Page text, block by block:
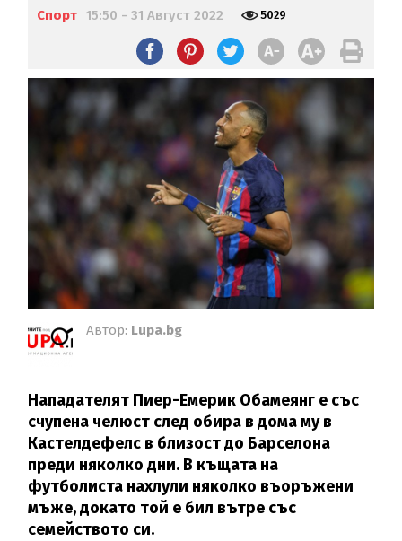
Спорт 15:50 - 31 Август 2022 5029
Автор: Lupa.bg
Нападателят Пиер-Емерик Обамеянг е със
счупена челюст след обира в дома му в
Кастелдефелс в близост до Барселона
преди няколко дни. В къщата на
футболиста нахлули няколко въоръжени
мъже, докато той е бил вътре със
семейството си.